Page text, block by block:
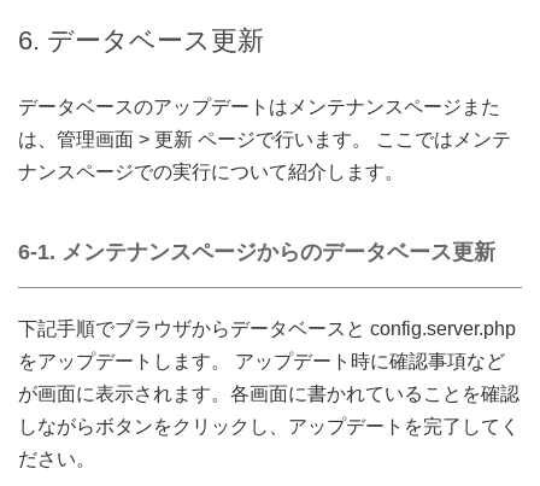
6. データベース更新
データベースのアップデートはメンテナンスページまた
は、管理画面 > 更新 ページで行います。 ここではメンテ
ナンスページでの実行について紹介します。
6-1. メンテナンスページからのデータベース更新
下記手順でブラウザからデータベースと config.server.php
をアップデートします。 アップデート時に確認事項など
が画面に表示されます。各画面に書かれていることを確認
しながらボタンをクリックし、アップデートを完了してく
ださい。